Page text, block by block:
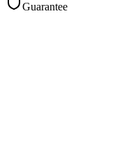
Guarantee